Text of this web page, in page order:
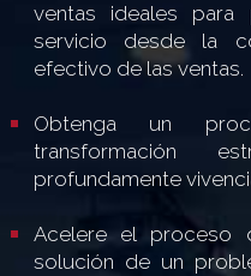
ventas ideales
servicio desde la
efectivo de las ventas.
Obtenga un
transformación
profundamente
Acelere el proceso
solución de un